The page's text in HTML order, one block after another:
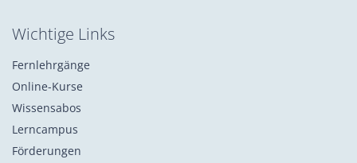
Wichtige Links
Fernlehrgänge
Online-Kurse
Wissensabos
Lerncampus
Förderungen